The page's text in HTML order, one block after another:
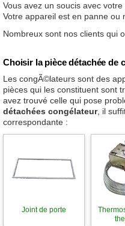
Vous avez un soucis avec
Votre appareil est en panne ou
Nombreux sont nos clients qui
Choisir la pièce détachée de
Les congÃ©lateurs sont des
pièces qui les constituent sont
avez trouvé celle qui pose
détachées congélateur, il
correspondante :
Joint de porte